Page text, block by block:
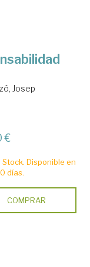
Josep
€
Stock. Disponible en
días.
COMPRAR